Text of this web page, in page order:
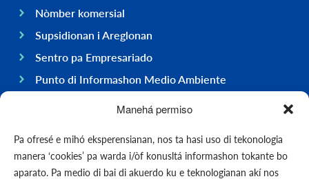
Manehá permiso
Pa ofresé e mihó eksperensianan, nos ta hasi uso di tekonologia
manera ‘cookies’ pa warda i/òf konusltá informashon tokante bo
aparato. Pa medio di bai di akuerdo ku e teknologianan akí nos
Nòmber komersial
Supsidionan i Areglonan
Sentro pa Empresariado
Punto di Informashon Medio Ambiente
Hasi negoshi na Boneiru
Ekonomia
Gobièrnu